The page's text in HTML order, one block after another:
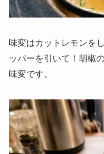
味変はカットレモンを
ッパーを引いて！胡椒
味変です。